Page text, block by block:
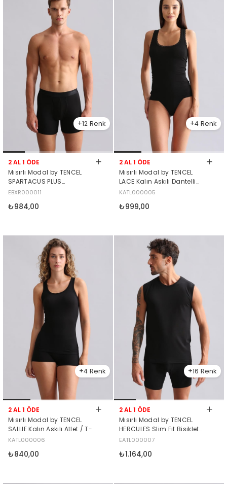
12
2 AL 1 ÖDE
Mısırlı Modal by TENCEL
SPARTACUS PLUS
PERFORMANCE Long Boxer
EBXR000011
₺984,00
4
2 AL 1 ÖDE
Mısırlı Modal by TENCEL
LACE Kalın Askılı Dantelli
Atlet / T-Shirt Siyah
KATL000005
₺999,00
4
2 AL 1 ÖDE
Mısırlı Modal by TENCEL
SALLIE Kalın Askılı Atlet / T-
Shirt Siyah
KATL000006
₺840,00
16
2 AL 1 ÖDE
Mısırlı Modal by TENCEL
HERCULES Slim Fit Bisiklet
Yaka Sporcu Atlet Siyah
EATL000007
₺1.164,00